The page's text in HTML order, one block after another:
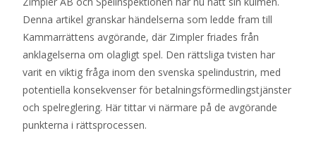
Denna artikel granskar händelserna som ledde fram till
Kammarrättens avgörande, där Zimpler friades från
anklagelserna om olagligt spel. Den rättsliga tvisten har
varit en viktig fråga inom den svenska spelindustrin, med
potentiella konsekvenser för betalningsförmedlingstjänster
och spelreglering. Här tittar vi närmare på de avgörande
punkterna i rättsprocessen.